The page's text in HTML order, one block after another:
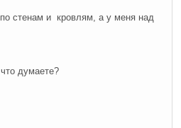
стенам и кровлям, а у меня над
думаете?